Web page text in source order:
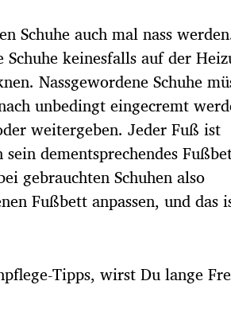
Schuhe auch mal nass
keinesfalls auf der
Nassgewordene Schuhe
unbedingt eingecremt
weitergeben. Jeder Fuß ist
dementsprechendes
gebrauchten Schuhen also
Fußbett anpassen, und das
Tipps, wirst Du lange